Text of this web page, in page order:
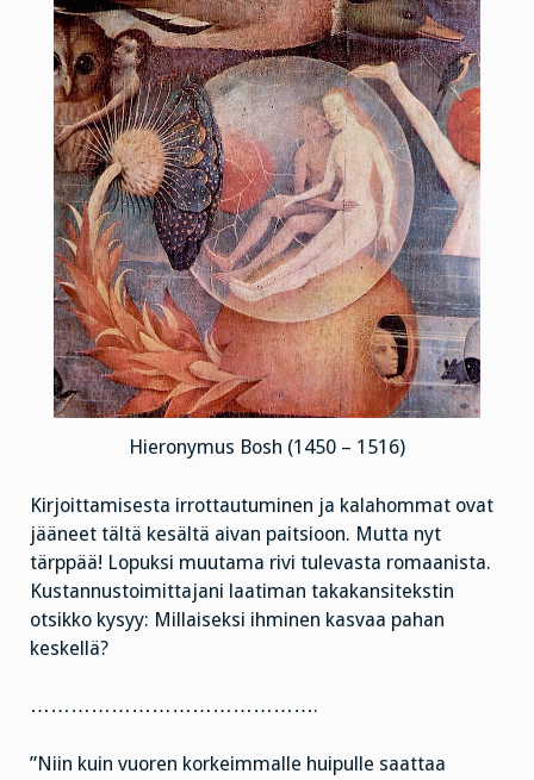
Hieronymus Bosh (1450 – 1516)
Kirjoittamisesta irrottautuminen ja kalahommat ovat
jääneet tältä kesältä aivan paitsioon. Mutta nyt
tärppää! Lopuksi muutama rivi tulevasta romaanista.
Kustannustoimittajani laatiman takakansitekstin
otsikko kysyy: Millaiseksi ihminen kasvaa pahan
keskellä?
…………………………………….
”Niin kuin vuoren korkeimmalle huipulle saattaa